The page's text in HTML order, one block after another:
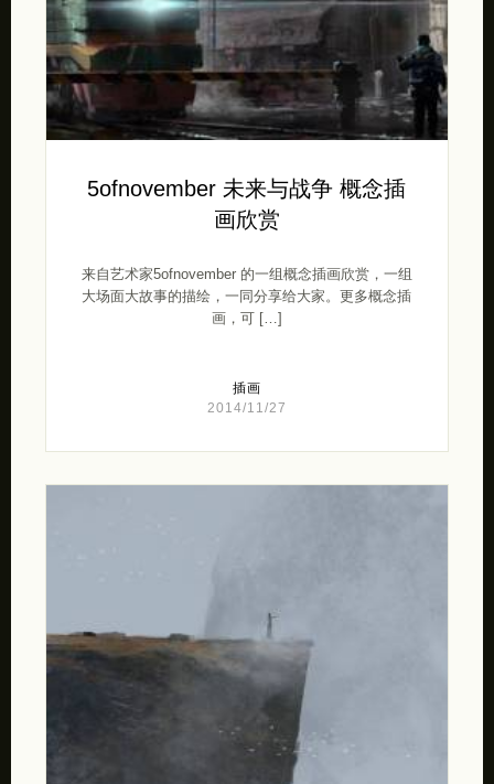
5ofnovember 未来与战争 概念插
画欣赏
来自艺术家5ofnovember 的一组概念插画欣赏，一组
大场面大故事的描绘，一同分享给大家。更多概念插
画，可 […]
插画
2014/11/27